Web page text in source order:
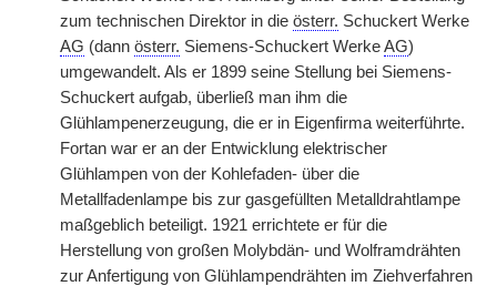
zum technischen Direktor in die österr. Schuckert Werke
AG (dann österr. Siemens-Schuckert WerkeAG)
umgewandelt. Als er 1899 seine Stellung bei Siemens-
Schuckert aufgab, überließ man ihm die
Glühlampenerzeugung, die er in Eigenfirma weiterführte.
Fortan war er an der Entwicklung elektrischer
Glühlampen von der Kohlefaden- über die
Metallfadenlampe bis zur gasgefüllten Metalldrahtlampe
maßgeblich beteiligt. 1921 errichtete er für die
Herstellung von großen Molybdän- und Wolframdrähten
zur Anfertigung von Glühlampendrähten im Ziehverfahren